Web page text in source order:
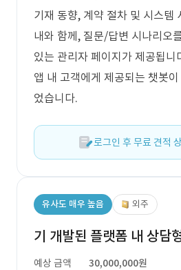
기재 동향, 계약 절차 및 시스템
내와 함께, 질문/답변 시나리오
있는 관리자 페이지가 제공됩니
앱 내 고객에게 제공되는 챗봇
었습니다.
로그인 후 무료 견적
유사도 매우 높음 외주
기 개발된 플랫폼 내 상담
예상 금액
30,000,000원